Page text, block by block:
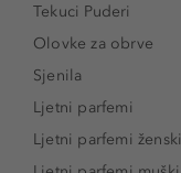
Tekuci Puderi
Olovke za obrve
Sjenila
Ljetni parfemi
Ljetni parfemi ženski